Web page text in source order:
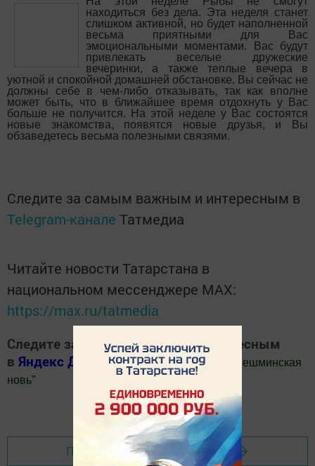
находиться без дела. Эта неделя станет
слишком активной, но будет наполненной
весьма приятными для Вас
эмоциональными моментами. Вас будут
привлекать веселые дружеские
вечеринки, а также теплые вечера в
уютной и спокойной домашней обстановке. Вы сейчас не
должны себе в чем-либо отказывать, так как вполне
может быть, что в ближайшее время отдохнуть у Вас
больше не получится. На этой неделе у Вас состоятся
новые знакомства, появятся новые друзья, и Вы
обзаведетесь весьма полезными связями.
Следите за самым важным и интересным в
Telegram-канале Татмедиа
Читайте новости Татарстана в
национальном мессенджере MАХ:
https://max.ru/tatmedia
Следите за самым важным и интересным
в Яндекс Дзен иТелеграм канале
Шешминская
новь"
Добавить Шешминскую новь в Яндекс.Новости
Перейти на страницу новости